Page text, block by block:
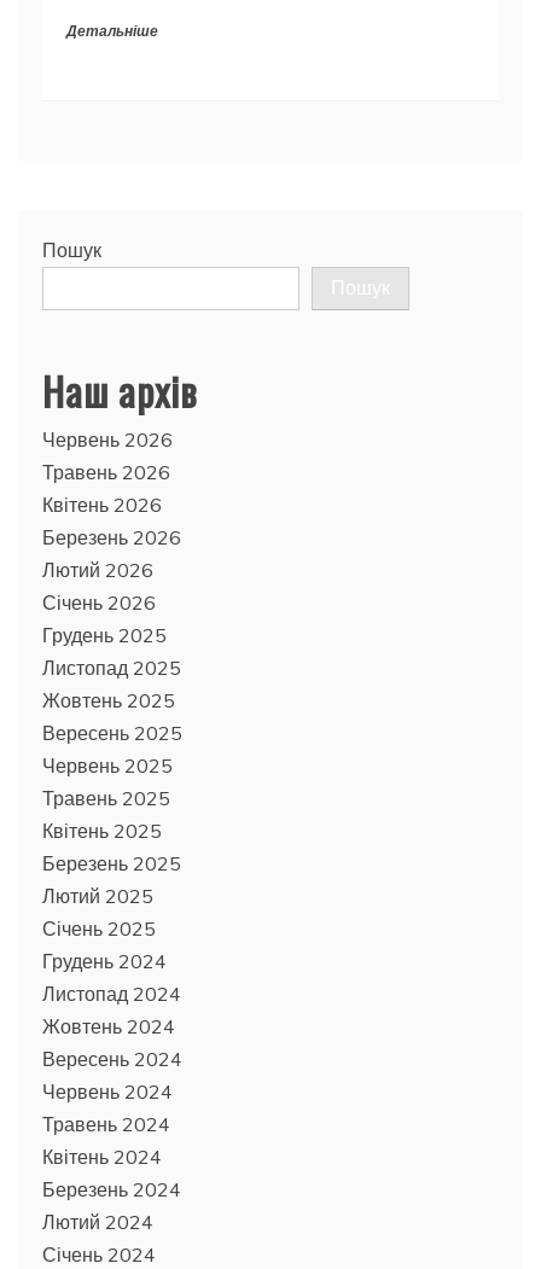
Детальніше
Пошук
Пошук
Наш архів
Червень 2026
Травень 2026
Квітень 2026
Березень 2026
Лютий 2026
Січень 2026
Грудень 2025
Листопад 2025
Жовтень 2025
Вересень 2025
Червень 2025
Травень 2025
Квітень 2025
Березень 2025
Лютий 2025
Січень 2025
Грудень 2024
Листопад 2024
Жовтень 2024
Вересень 2024
Червень 2024
Травень 2024
Квітень 2024
Березень 2024
Лютий 2024
Січень 2024